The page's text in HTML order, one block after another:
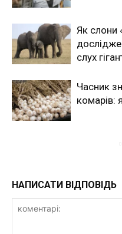
Як слони
слух
Часник
комарів:
НАПИСАТИ ВІДПОВІДЬ